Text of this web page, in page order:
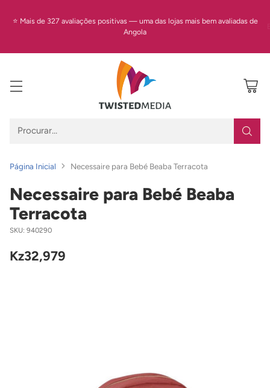
⭐ Mais de 327 avaliações positivas — uma das lojas mais bem avaliadas de
Angola
Procurar…
Página Inicial Necessaire para Bebé Beaba Terracota
Necessaire para Bebé Beaba
Terracota
SKU: 940290
Preço
Kz32,979